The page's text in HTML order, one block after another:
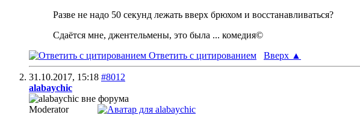
Разве не надо 50 секунд лежать вверх брюхом и восстанавливаться?
Сдаётся мне, джентельмены, это была ... комедия©
Ответить с цитированием
Вверх ▲
31.10.2017, 15:18 #8012
alabaychic
Moderator